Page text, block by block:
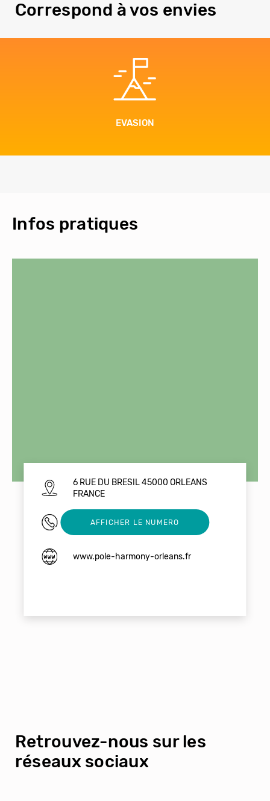
Correspond à vos envies
Infos pratiques
6 RUE DU BRESIL 45000 ORLEANS
FRANCE
0640600352
AFFICHER LE NUMERO
www.pole-harmony-orleans.fr
Retrouvez-nous sur les
réseaux sociaux